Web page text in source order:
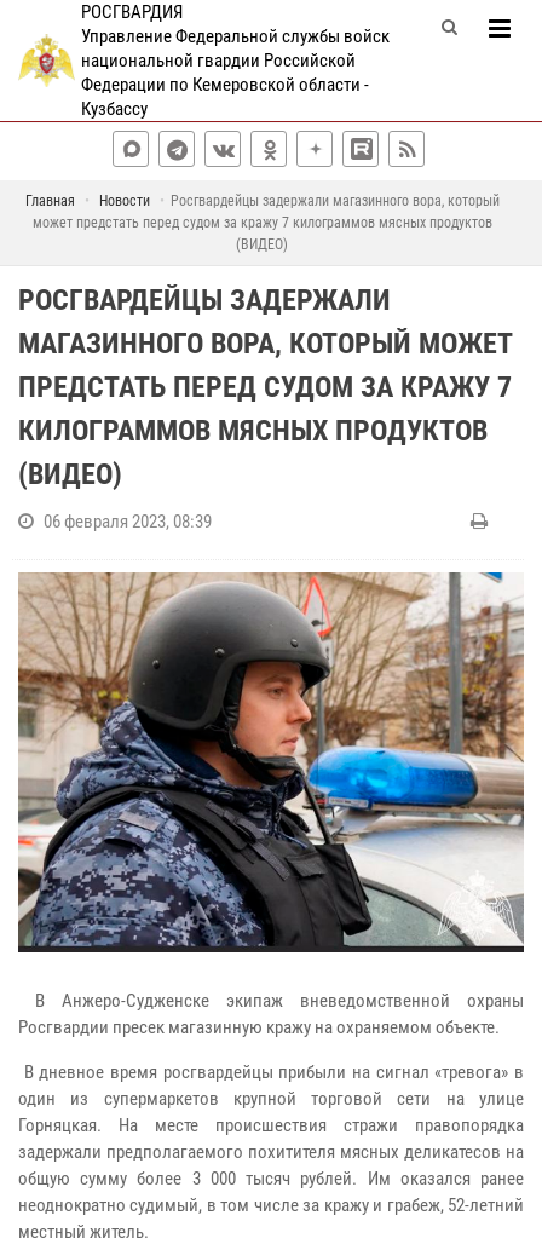
РОСГВАРДИЯ
Управление Федеральной службы войск
национальной гвардии Российской
Федерации по Кемеровской области -
Кузбассу
Главная Новости
Росгвардейцы задержали магазинного вора, который
может предстать перед судом за кражу 7 килограммов мясных продуктов
(ВИДЕО)
РОСГВАРДЕЙЦЫ ЗАДЕРЖАЛИ
МАГАЗИННОГО ВОРА, КОТОРЫЙ МОЖЕТ
ПРЕДСТАТЬ ПЕРЕД СУДОМ ЗА КРАЖУ 7
КИЛОГРАММОВ МЯСНЫХ ПРОДУКТОВ
(ВИДЕО)
06 февраля 2023, 08:39
В Анжеро-Судженске экипаж вневедомственной охраны
Росгвардии пресек магазинную кражу на охраняемом объекте.
В дневное время росгвардейцы прибыли на сигнал «тревога» в
один из супермаркетов крупной торговой сети на улице
Горняцкая. На месте происшествия стражи правопорядка
задержали предполагаемого похитителя мясных деликатесов на
общую сумму более 3 000 тысяч рублей. Им оказался ранее
неоднократно судимый, в том числе за кражу и грабеж, 52-летний
местный житель.